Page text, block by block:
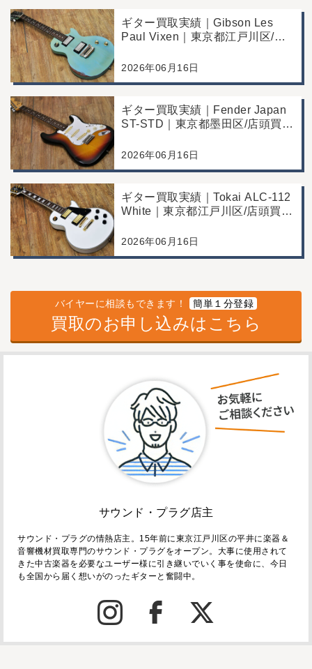
ギター買取実績｜Gibson Les
Paul Vixen｜東京都江戸川区/店
例
2026年06月16日
ギター買取実績｜Fender Japan
ST-STD｜東京都墨田区/店頭買
2026年06月16日
ギター買取実績｜Tokai ALC-112
White｜東京都江戸川区/店頭買
2026年06月16日
バイヤーに相談もできます！ 簡単１分登録
買取のお申し込みはこちら
サウンド・プラグ店主
サウンド・プラグの情熱店主。15年前に東京江戸川区の平井に楽器＆
音響機材買取専門のサウンド・プラグをオープン。大事に使用されて
きた中古楽器を必要なユーザー様に引き継いでいく事を使命に、今日
も全国から届く想いがのったギターと奮闘中。